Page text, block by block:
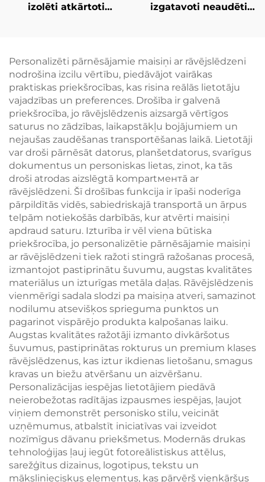
izolēti atkārtoti
pirkumiem
uzņēmumu zīmola
veidošanai,
pasākumiem un
reklāmaktivitātēm
izgatavoti neaudēti
risinājumi
korporatīvajiem
dāvanu pasākumiem
Personalizēti pārnēsājamie maisiņi ar rāvējslēdzeni
nodrošina izcilu vērtību, piedāvājot vairākas
praktiskas priekšrocības, kas risina reālās lietotāju
vajadzības un preferences. Drošība ir galvenā
priekšrocība, jo rāvējslēdzenis aizsargā vērtīgos
saturus no zādzības, laikapstākļu bojājumiem un
nejaušas zaudēšanas transportēšanas laikā. Lietotāji
var droši pārnēsāt datorus, planšetdatorus, svarīgus
dokumentus un personiskas lietas, zinot, ka tās
droši atrodas aizslēgtā kompartментā ar
rāvējslēdzeni. Šī drošības funkcija ir īpaši noderīga
pārpildītās vidēs, sabiedriskajā transportā un ārpus
telpām notiekošās darbībās, kur atvērti maisiņi
apdraud saturu. Izturība ir vēl viena būtiska
priekšrocība, jo personalizētie pārnēsājamie maisiņi
ar rāvējslēdzeni tiek ražoti stingrā ražošanas procesā,
izmantojot pastiprinātu šuvumu, augstas kvalitātes
materiālus un izturīgas metāla daļas. Rāvējslēdzenis
vienmērīgi sadala slodzi pa maisiņa atveri, samazinot
nodilumu atsevišķos sprieguma punktos un
pagarinot vispārējo produkta kalpošanas laiku.
Augstas kvalitātes ražotāji izmanto divkāršotus
šuvumus, pastiprinātas rokturus un premium klases
rāvējslēdzenus, kas iztur ikdienas lietošanu, smagus
kravas un biežu atvēršanu un aizvēršanu.
Personalizācijas iespējas lietotājiem piedāvā
neierobežotas radītājas izpausmes iespējas, ļaujot
viņiem demonstrēt personisko stilu, veicināt
uzņēmumus, atbalstīt iniciatīvas vai izveidot
nozīmīgus dāvanu priekšmetus. Modernās drukas
tehnoloģijas ļauj iegūt fotoreālistiskus attēlus,
sarežģītus dizainus, logotipus, tekstu un
mākslinieciskus elementus, kas pārvērš vienkāršus